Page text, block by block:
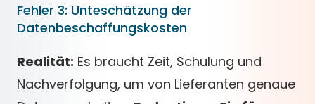
Fehler 3: Unteschätzung der
Datenbeschaffungskosten
Realität: Es braucht Zeit, Schulung und
Nachverfolgung, um von Lieferanten genaue